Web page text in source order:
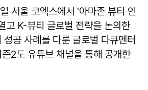
서울 코엑스에서 '아마존 뷰티 인
고 K-뷰티 글로벌 전략을 논의한
공 사례를 다룬 글로벌 다큐멘터
2도 유튜브 채널을 통해 공개한